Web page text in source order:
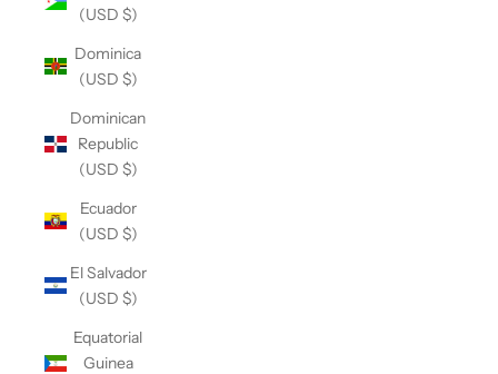
(USD $)
Dominica
(USD $)
Dominican
Republic
(USD $)
Ecuador
(USD $)
El Salvador
(USD $)
Equatorial
Guinea